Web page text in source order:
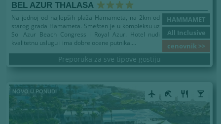
BEL AZUR THALASA
HAMMAMET
All Inclusive
cenovnik >>
Na jednoj od najlepših plaža Hamameta, na 2km od
starog grada Hamameta. Smešten je u kompleksu uz
Sol Azur Beach Congress i Royal Azur. Hotel nudi
kvalitetnu uslugu i ima dobre ocene putnika....
Preporuka za sve tipove gostiju
airplanemode_active beach_access restaurant local_bar